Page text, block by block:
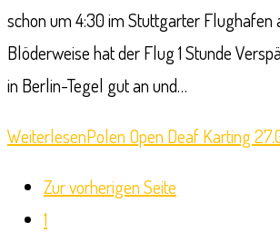
schon um 4:30 im Stuttgarter Flughafen
Blöderweise hat der Flug 1 Stunde
in Berlin-Tegel gut an und…
WeiterlesenPolen Open Deaf Karting
Zur vorherigen Seite
1